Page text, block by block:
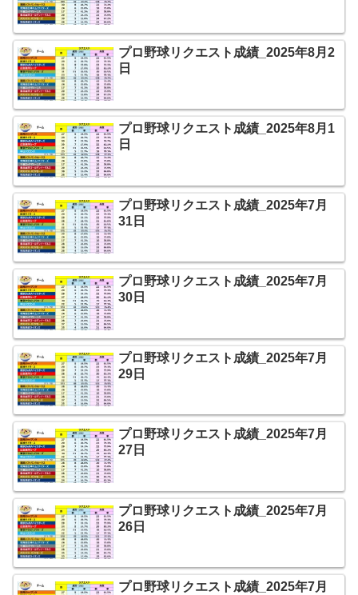
プロ野球リクエスト成績_2025年8月2
日
プロ野球リクエスト成績_2025年8月1
日
プロ野球リクエスト成績_2025年7月
31日
プロ野球リクエスト成績_2025年7月
30日
プロ野球リクエスト成績_2025年7月
29日
プロ野球リクエスト成績_2025年7月
27日
プロ野球リクエスト成績_2025年7月
26日
プロ野球リクエスト成績_2025年7月